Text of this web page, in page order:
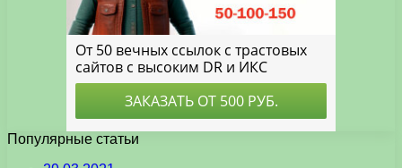
Популярные статьи